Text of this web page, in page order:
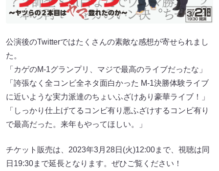
公演後のTwitterではたくさんの素敵な感想が寄せられまし
た。
「カゲのM-1グランプリ、マジで最高のライブだったな」
「誇張なく全コンビ全ネタ面白かった M-1決勝体験ライブ
に近いような実力派達のちょいふざけあり豪華ライブ！」
「しっかり仕上げてるコンビ有り悪ふざけするコンビ有り
で最高だった。来年もやってほしい。」
チケット販売は、2023年3月28日(火)12:00まで、視聴は同
日19:30まで延長となります。ぜひご覧ください！